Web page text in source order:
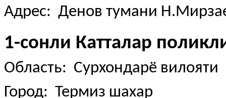
Адрес: Денов тумани
1-сонли Катталар
Область: Сурхондарё вилояти
Город: Термиз шахар